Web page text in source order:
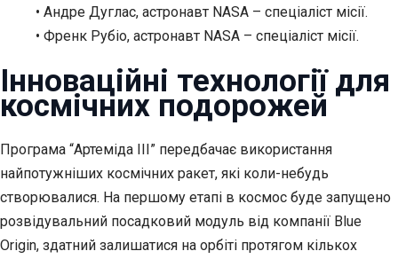
• Андре Дуглас, астронавт NASA – спеціаліст місії.
• Френк Рубіо, астронавт NASA – спеціаліст місії.
Інноваційні технології для
космічних подорожей
Програма “Артеміда III” передбачає використання
найпотужніших космічних ракет, які коли-небудь
створювалися. На першому етапі в космос буде запущено
розвідувальний посадковий модуль від компанії Blue
Origin, здатний залишатися на орбіті протягом кількох